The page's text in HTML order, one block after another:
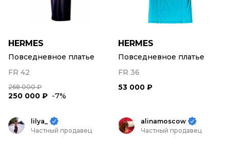
HERMES
Повседневное платье
FR 42
268 000 ₽
250 000 ₽ -7%
HERMES
Повседневное платье
FR 36
53 000 ₽
lilya_
Частный продавец
alinamoscow
Частный продавец